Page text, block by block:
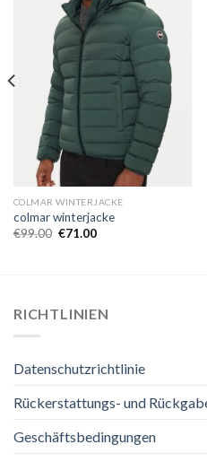
COLMAR WINTERJACKE
colmar winterjacke
€99.00 €71.00
RICHTLINIEN
Datenschutzrichtlinie
Rückerstattungs- und
Geschäftsbedingungen